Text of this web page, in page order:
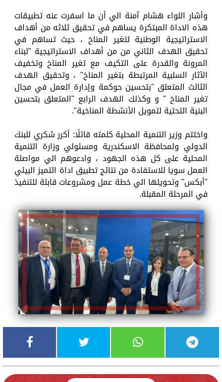
وأشار اللواء هشام آمنة الي أن ما اسفرت عنه تطبيقات
هذه الاداة المبتكرة يساهم في تحقيق ثلاثه من أهداف
الاستراتيجية الوطنية لتغير المناخ ، حيث تساهم في
تحقيق الهدف الثاني من من أهداف الاستراتيجية "لبناء
المرونة والقدرة على التكيف مع تغير المناخ وتخفيف
الآثار السلبية المرتبطة بتغير المناخ" ، وتحقيق الهدف
الثالث المتعلق "بتحسين حوكمة وإدارة العمل في مجال
تغير المناخ " و وكذلك الهدف الرابع "المتعلق بتحسين
البنية التحتية لتمويل الأنشطة المناخية".
واختتم وزير التنمية المحلية كلمته قائلًا: أكرر شكري للبنك
الدولي ولمحافظة الاسكندرية ومسئولي وزارة التنمية
المحلية على كل هذه الجهود ، وادعوهم الي مواصلة
العمل سويا للاستفادة من نتائج تطبيق اداة التميز البيئي
"أبكس" وتحويلها الي خطة عمل ومشروعات قابلة للتنفيذ
في المرحلة المقبلة.